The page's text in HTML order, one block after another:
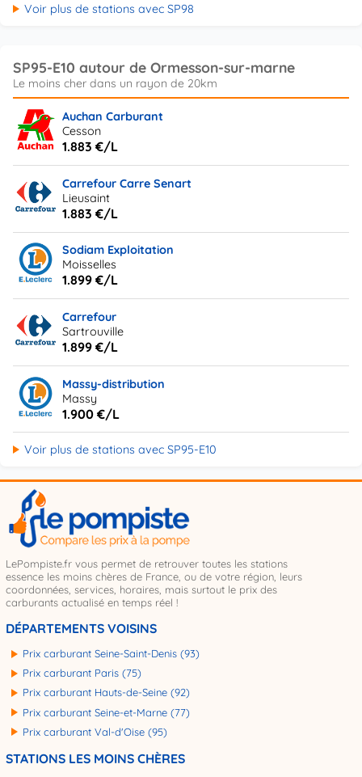
Voir plus de stations avec SP98
SP95-E10 autour de Ormesson-sur-marne
Auchan Carburant
Cesson
1.883 €/L
Carrefour Carre Senart
Lieusaint
1.883 €/L
Sodiam Exploitation
Moisselles
1.899 €/L
Carrefour
Sartrouville
1.899 €/L
Massy-distribution
Massy
1.900 €/L
Voir plus de stations avec SP95-E10
LePompiste.fr vous permet de retrouver toutes les stations
essence les moins chères de France, ou de votre région, leurs
coordonnées, services, horaires, mais surtout le prix des
carburants actualisé en temps réel !
DÉPARTEMENTS VOISINS
Prix carburant Seine-Saint-Denis (93)
Prix carburant Paris (75)
Prix carburant Hauts-de-Seine (92)
Prix carburant Seine-et-Marne (77)
Prix carburant Val-d'Oise (95)
STATIONS LES MOINS CHÈRES